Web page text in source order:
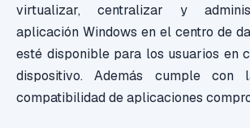
virtualizar, centralizar y
aplicación Windows en el centro de
esté disponible para los usuarios en
dispositivo. Además cumple con
compatibilidad de aplicaciones